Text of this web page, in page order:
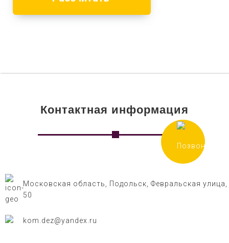
Контактная информация
Московская область, Подольск, Февральская улица,
50
kom.dez@yandex.ru